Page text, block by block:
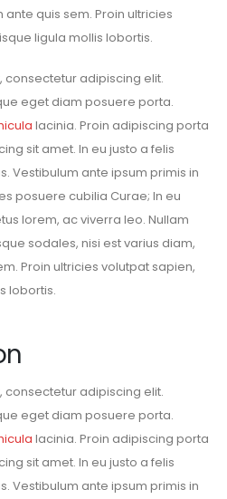
quis sem. Proin ultricies
ligula mollis lobortis.
consectetur adipiscing elit.
eget diam posuere porta.
lacinia. Proin adipiscing porta
sit amet. In eu justo a felis
Vestibulum ante ipsum primis in
posuere cubilia Curae; In eu
lorem, ac viverra leo. Nullam
sodales, nisi est varius diam,
Proin ultricies volutpat sapien,
lobortis.
consectetur adipiscing elit.
eget diam posuere porta.
lacinia. Proin adipiscing porta
sit amet. In eu justo a felis
Vestibulum ante ipsum primis in